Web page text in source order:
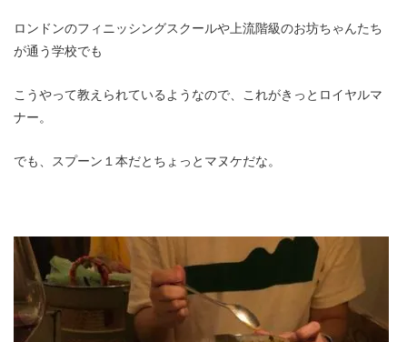
ロンドンのフィニッシングスクールや上流階級のお坊ちゃんたち
が通う学校でも
こうやって教えられているようなので、これがきっとロイヤルマ
ナー。
でも、スプーン１本だとちょっとマヌケだな。